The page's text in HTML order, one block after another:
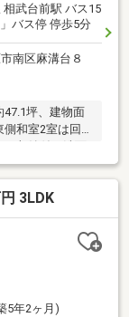
武台前駅 バス15
バス停 停歩5分
南区麻溝台８
坪、建物面
和室2室は回遊
・トイレ有、ゆ
向きバルコニー
相模原市立若
積率が160％に
す
問い合わせく
3LDK
5年2ヶ月)